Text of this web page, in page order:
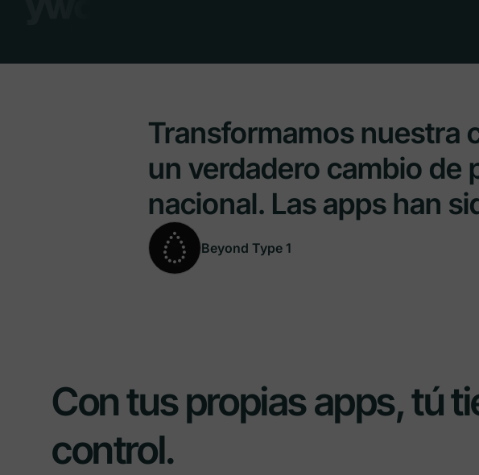
Transformamos nuestra
un verdadero cambio de
nacional. Las apps han
Beyond Type 1
Con tus propias apps, tú
control.